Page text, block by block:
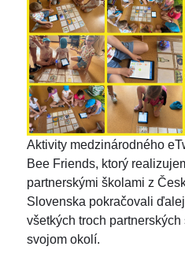
Aktivity medzinárodného
Bee Friends, ktorý
partnerskými školami z
Slovenska pokračovali
všetkých troch
svojom okolí.